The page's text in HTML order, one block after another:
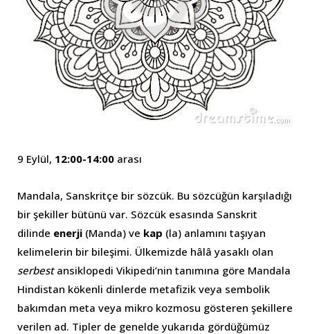
9 Eylül, 12:00-14:00 arası
Mandala, Sanskritçe bir sözcük. Bu sözcüğün karşıladığı
bir şekiller bütünü var. Sözcük esasında Sanskrit
dilinde enerji (Manda) ve kap (la) anlamını taşıyan
kelimelerin bir bileşimi. Ülkemizde hâlâ yasaklı olan
serbest ansiklopedi Vikipedi’nin tanımına göre Mandala
Hindistan kökenli dinlerde metafizik veya sembolik
bakımdan meta veya mikro kozmosu gösteren şekillere
verilen ad. Tipler de genelde yukarıda gördüğümüz